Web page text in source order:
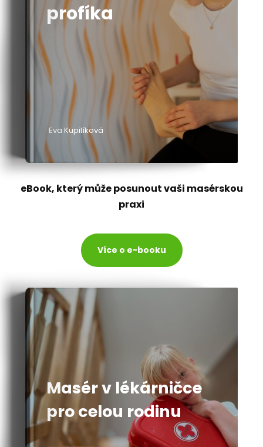
profíka
Eva Kupilíková
eBook, který může posunout vaši masérskou
praxi
Více o e-booku
Masér v lékárničce
pro celou rodinu